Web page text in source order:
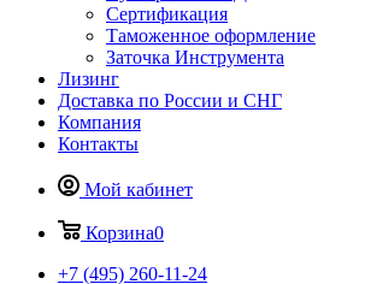
Сертификация
Таможенное оформление
Заточка Инструмента
Лизинг
Доставка по России и СНГ
Компания
Контакты
Мой кабинет
Корзина0
+7 (495) 260-11-24